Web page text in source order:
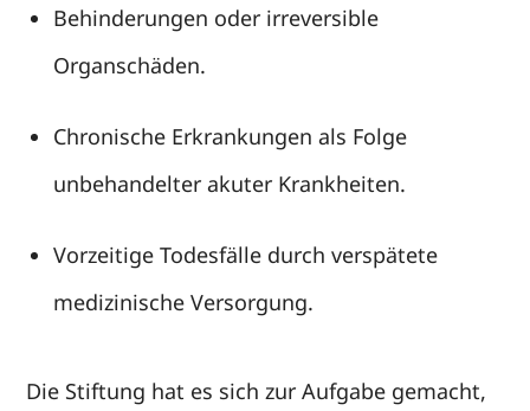
Behinderungen oder irreversible
Organschäden.
Chronische Erkrankungen als Folge
unbehandelter akuter Krankheiten.
Vorzeitige Todesfälle durch verspätete
medizinische Versorgung.
Die Stiftung hat es sich zur Aufgabe gemacht,